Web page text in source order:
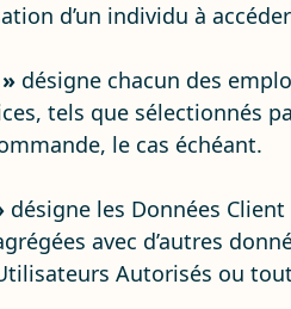
d’un individu à
désigne chacun des
tels que sélectionnés
le cas échéant.
désigne les Données
avec d’autres
Autorisés ou